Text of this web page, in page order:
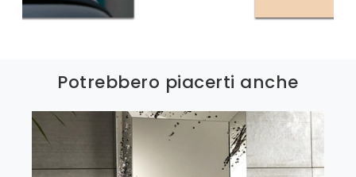
Potrebbero piacerti anche